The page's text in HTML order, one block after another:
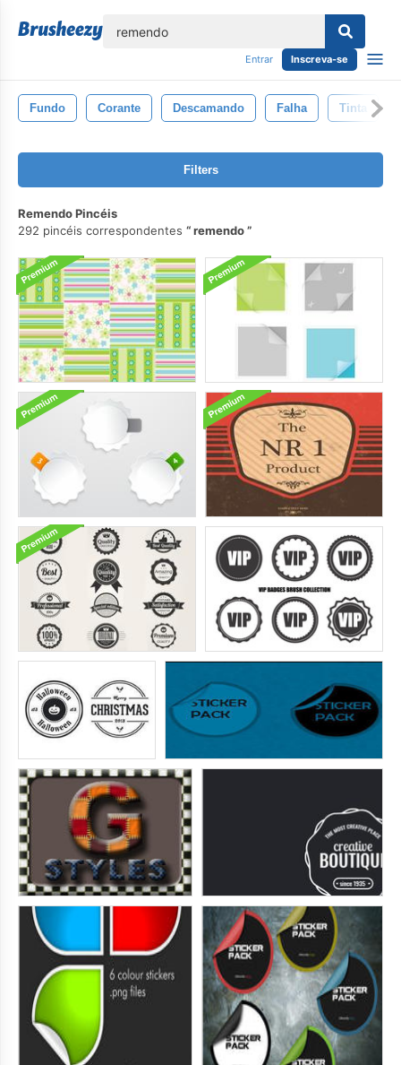
Entrar Inscreva-se
Fundo Corante Descamando Falha Tinta
Filters
Remendo Pincéis
292 pincéis correspondentes
remendo